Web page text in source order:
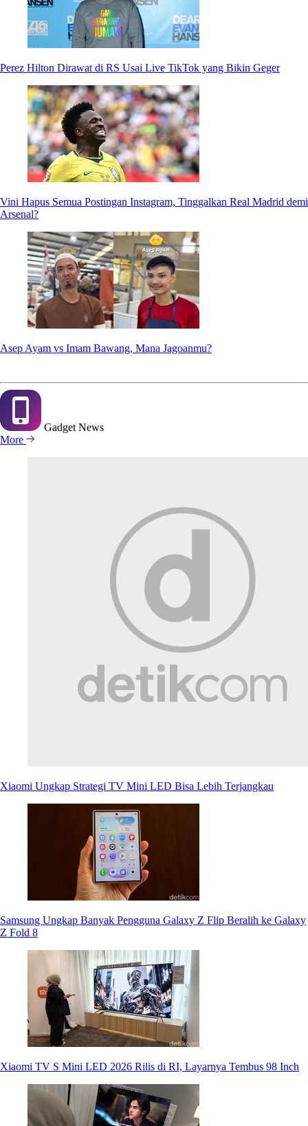
Perez Hilton Dirawat di RS Usai Live TikTok yang Bikin Geger
Vini Hapus Semua Postingan Instagram, Tinggalkan Real Madrid demi
Arsenal?
Asep Ayam vs Imam Bawang, Mana Jagoanmu?
Gadget News
More
Xiaomi Ungkap Strategi TV Mini LED Bisa Lebih Terjangkau
Samsung Ungkap Banyak Pengguna Galaxy Z Flip Beralih ke Galaxy
Z Fold 8
Xiaomi TV S Mini LED 2026 Rilis di RI, Layarnya Tembus 98 Inch